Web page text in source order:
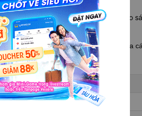
tháng này từ , khởi hành ngày .
So
bay Côn Đảo Thanh Hóachi tiết giữa
Ngày rẻ nhất 30 ngày tới
-